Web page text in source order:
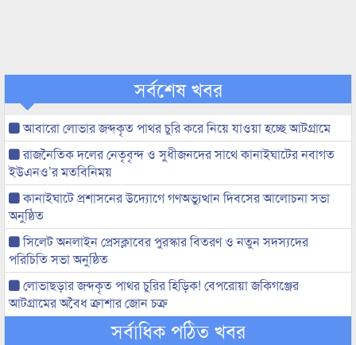
সর্বশেষ খবর
আবারো লোভার জব্দকৃত পাথর চুরি করে নিয়ে যাওয়া হচ্ছে আটগ্রামে
রাজনৈতিক দলের নেতৃবৃন্দ ও সুধীজনদের সাথে কানাইঘাটের নবাগত
ইউএনও’র মতবিনিময়
কানাইঘাটে প্রশাসনের উদ্যোগে গণঅভ্যুত্থান দিবসের আলোচনা সভা
অনুষ্ঠিত
সিলেট অনলাইন প্রেসক্লাবের পুরস্কার বিতরণ ও নতুন সদস্যদের
পরিচিতি সভা অনুষ্ঠিত
লোভাছড়ার জব্দকৃত পাথর চুরির হিড়িক! বেপরোয়া জকিগঞ্জের
আটগ্রামের অবৈধ ক্রাশার জোন চক্র
সর্বাধিক পঠিত খবর